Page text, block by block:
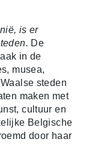
is er
De
in de
musea,
steden
maken met
cultuur en
Belgische
door haar